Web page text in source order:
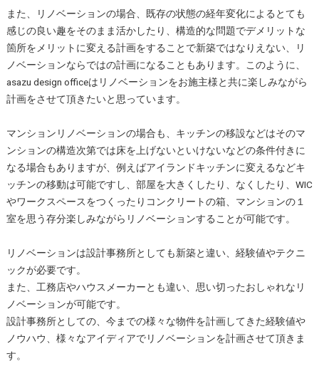
また、リノベーションの場合、既存の状態の経年変化によるとても
感じの良い趣をそのまま活かしたり、構造的な問題でデメリットな
箇所をメリットに変える計画をすることで新築ではなりえない、リ
ノベーションならではの計画になることもあります。このように、
asazu design officeはリノベーションをお施主様と共に楽しみながら
計画をさせて頂きたいと思っています。
マンションリノベーションの場合も、キッチンの移設などはそのマ
ンションの構造次第では床を上げないといけないなどの条件付きに
なる場合もありますが、例えばアイランドキッチンに変えるなどキ
ッチンの移動は可能ですし、部屋を大きくしたり、なくしたり、WIC
やワークスペースをつくったりコンクリートの箱、マンションの１
室を思う存分楽しみながらリノベーションすることが可能です。
リノベーションは設計事務所としても新築と違い、経験値やテクニ
ックが必要です。
また、工務店やハウスメーカーとも違い、思い切ったおしゃれなリ
ノベーションが可能です。
設計事務所としての、今までの様々な物件を計画してきた経験値や
ノウハウ、様々なアイディアでリノベーションを計画させて頂きま
す。